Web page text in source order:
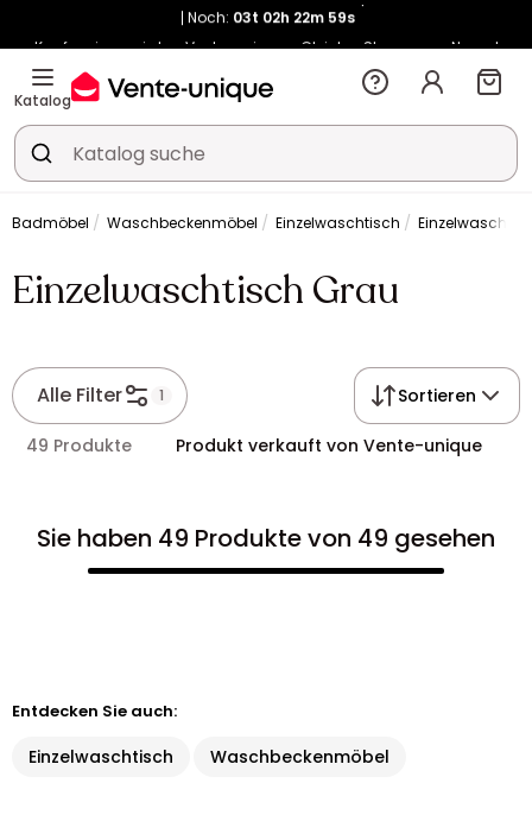
auf Vente-unique-Produkte
Noch:03t02h
Katalog
Badmöbel Waschbeckenmöbel Einzelwaschtisch
Einzelwaschtisch Grau
Alle Filter 1 Sortieren
49 Produkte Produkt verkauft von Vente-unique
Sie haben 49 Produkte von 49 gesehen
Entdecken Sie auch:
Einzelwaschtisch Waschbeckenmöbel